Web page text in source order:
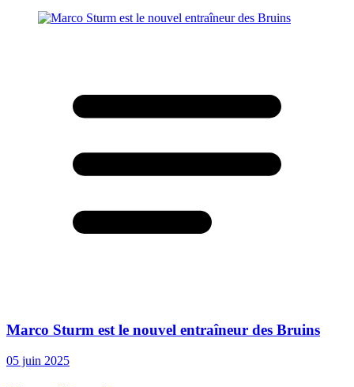
Marco Sturm est le nouvel entraîneur des Bruins
05 juin 2025